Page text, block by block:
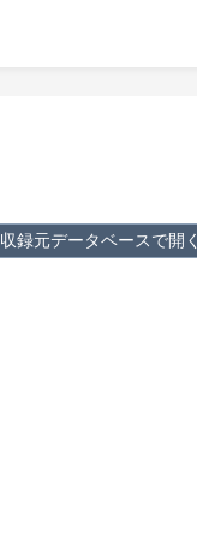
収録元データベースで開く